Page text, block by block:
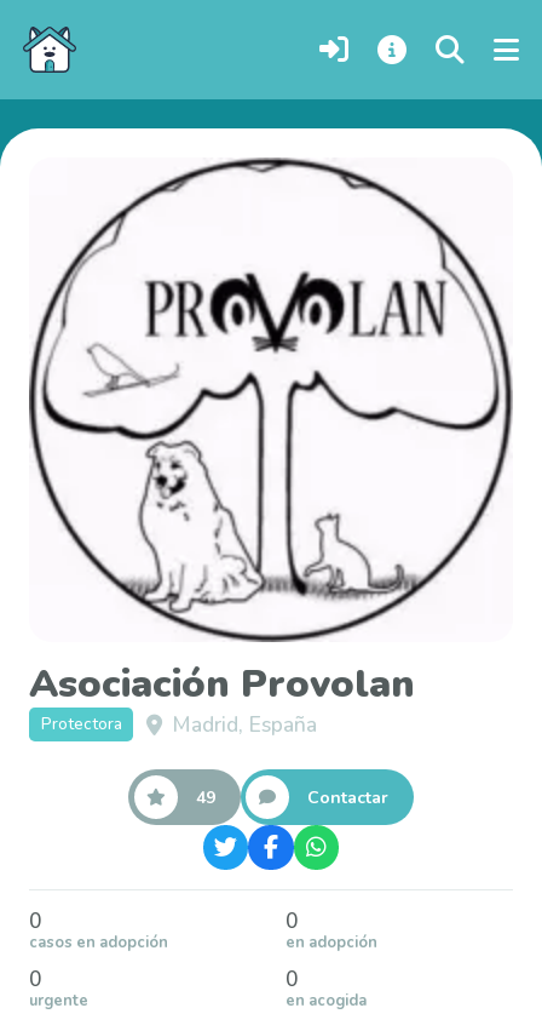
Asociación Provolan
Protectora Madrid, España
49 Contactar
0
casos en adopción
0
en adopción
0
urgente
0
en acogida